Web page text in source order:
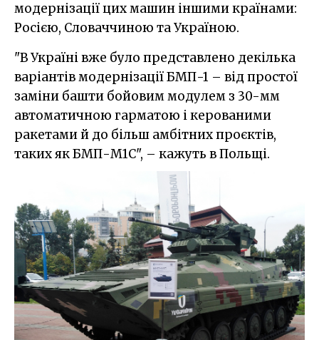
модернізації цих машин іншими країнами:
Росією, Словаччиною та Україною.
"В Україні вже було представлено декілька
варіантів модернізації БМП-1 – від простої
заміни башти бойовим модулем з 30-мм
автоматичною гарматою і керованими
ракетами й до більш амбітних проєктів,
таких як БМП-М1С", – кажуть в Польщі.